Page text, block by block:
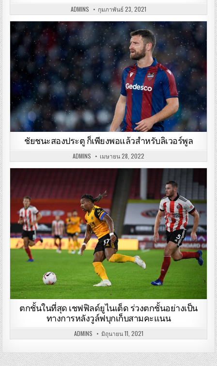
ADMINS กุมภาพันธ์ 23, 2021
ชัยชนะสองประตู ก็เพียงพอแล้วสำหรับลิเวอร์พูล
ADMINS เมษายน 28, 2022
ตกชั้นในที่สุด เชฟฟิลด์ยูไนเต็ด ร่วงตกชั้นอย่างเป็น
ทางการหลังวูล์ฟบุกเก็บสามคะแนน
ADMINS มิถุนายน 11, 2021